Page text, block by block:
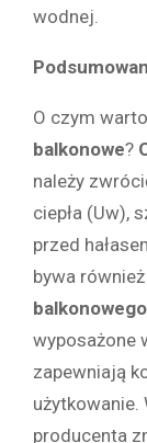
wodnej.
O czym
balkonowe?
należy
ciepła (Uw),
przed
bywa
balkonowego
wyposażone
zapewniają
użytkowanie.
producenta